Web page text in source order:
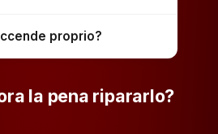
proprio?
la pena ripararlo?